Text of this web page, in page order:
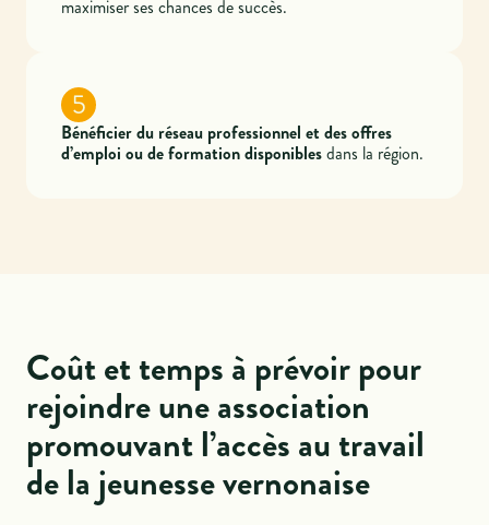
maximiser ses chances de succès.
5
Bénéficier du réseau professionnel et des offres
d’emploi ou de formation disponiblesdans la région.
Coût et temps à prévoir pour
rejoindre une association
promouvant l’accès au travail
de la jeunesse vernonaise